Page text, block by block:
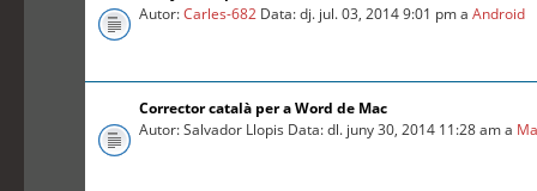
Autor:Carles-682 Data: dj. jul. 03, 2014 9:01 pm aAndroid
Corrector català per a Word de Mac
Autor: Salvador Llopis Data: dl. juny 30, 2014 11:28 am a